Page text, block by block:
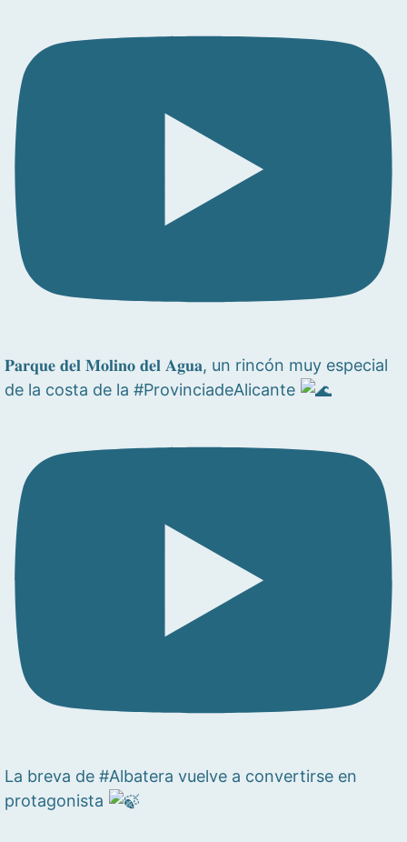
𝐏𝐚𝐫𝐪𝐮𝐞 𝐝𝐞𝐥 𝐌𝐨𝐥𝐢𝐧𝐨 𝐝𝐞𝐥 𝐀𝐠𝐮𝐚, un rincón muy especial
de la costa de la #ProvinciadeAlicante
La breva de #Albatera vuelve a convertirse en
protagonista